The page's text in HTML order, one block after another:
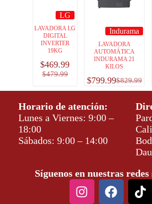
LG
LAVADORA LG
DIGITAL
INVERTER
19KG
$479.99
$469.99
Indurama
LAVADORA
AUTOMÁTICA
INDURAMA 21
KILOS
$829.99
$799.99
Horario de atención:
Lunes a Viernes: 9:00 –
18:00
Sábados: 9:00 – 14:00
Síguenos en nuestras redes